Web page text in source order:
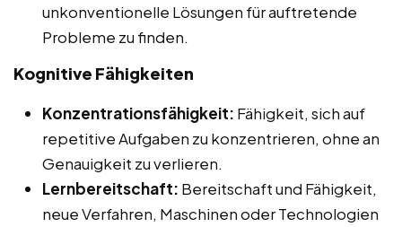
unkonventionelle Lösungen für auftretende
Probleme zu finden.
Kognitive Fähigkeiten
Konzentrationsfähigkeit: Fähigkeit, sich auf
repetitive Aufgaben zu konzentrieren, ohne an
Genauigkeit zu verlieren.
Lernbereitschaft: Bereitschaft und Fähigkeit,
neue Verfahren, Maschinen oder Technologien